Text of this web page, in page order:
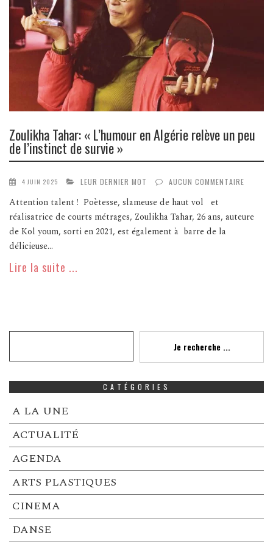
Zoulikha Tahar: « L’humour en Algérie relève un peu
de l’instinct de survie »
4 JUIN 2025 LEUR DERNIER MOT AUCUN COMMENTAIRE
Attention talent ! Poètesse, slameuse de haut vol et
réalisatrice de courts métrages, Zoulikha Tahar, 26 ans, auteure
de Kol youm, sorti en 2021, est également à barre de la
délicieuse...
Lire la suite ...
Je recherche ...
CATÉGORIES
A LA UNE
ACTUALITÉ
AGENDA
ARTS PLASTIQUES
CINEMA
DANSE